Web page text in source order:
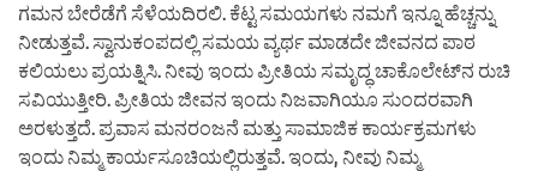
ಗಮನ ಬೇರೆಡೆಗೆ ಸೆಳೆಯದಿರಲಿ. ಕೆಟ್ಟ ಸಮಯಗಳು ನಮಗೆ ಇನ್ನೂ ಹೆಚ್ಚನ್ನು
ನೀಡುತ್ತವೆ. ಸ್ವಾನುಕಂಪದಲ್ಲಿ ಸಮಯ ವ್ಯರ್ಥ ಮಾಡದೇ ಜೀವನದ ಪಾಠ
ಕಲಿಯಲು ಪ್ರಯತ್ನಿಸಿ. ನೀವು ಇಂದು ಪ್ರೀತಿಯ ಸಮೃದ್ಧ ಚಾಕೊಲೇಟ್‌ನ ರುಚಿ
ಸವಿಯುತ್ತೀರಿ. ಪ್ರೀತಿಯ ಜೀವನ ಇಂದು ನಿಜವಾಗಿಯೂ ಸುಂದರವಾಗಿ
ಅರಳುತ್ತದೆ. ಪ್ರವಾಸ ಮನರಂಜನೆ ಮತ್ತು ಸಾಮಾಜಿಕ ಕಾರ್ಯಕ್ರಮಗಳು
ಇಂದು ನಿಮ್ಮ ಕಾರ್ಯಸೂಚಿಯಲ್ಲಿರುತ್ತವೆ. ಇಂದು, ನೀವು ನಿಮ್ಮ